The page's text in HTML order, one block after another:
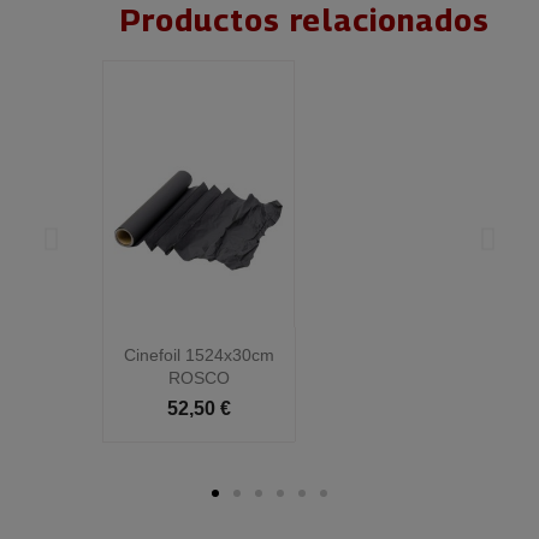
Productos relacionados
Cinefoil 1524x30cm
ROSCO
52,50 €